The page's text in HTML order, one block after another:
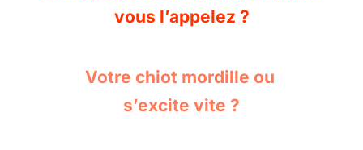
vous l’appelez ?
Votre chiot mordille ou
s’excite vite ?